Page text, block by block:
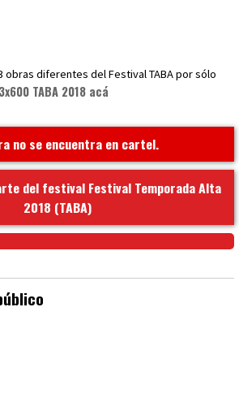
obras diferentes del Festival TABA por sólo
TABA 2018 acá
no se encuentra en cartel.
del festival Festival Temporada Alta
2018 (TABA)